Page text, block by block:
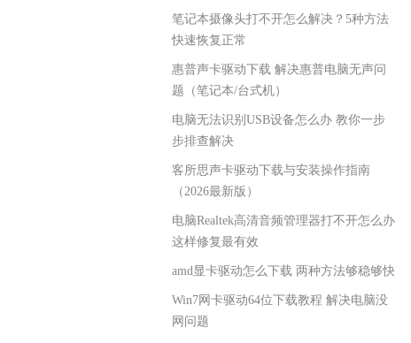
笔记本摄像头打不开怎么解决？5种方法
快速恢复正常
惠普声卡驱动下载 解决惠普电脑无声问
题（笔记本/台式机）
电脑无法识别USB设备怎么办 教你一步
步排查解决
客所思声卡驱动下载与安装操作指南
（2026最新版）
电脑Realtek高清音频管理器打不开怎么办
这样修复最有效
amd显卡驱动怎么下载 两种方法够稳够快
Win7网卡驱动64位下载教程 解决电脑没
网问题